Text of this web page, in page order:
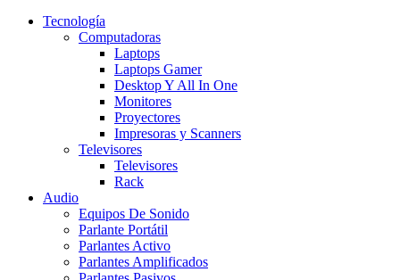
Tecnología
Computadoras
Laptops
Laptops Gamer
Desktop Y All In One
Monitores
Proyectores
Impresoras y Scanners
Televisores
Televisores
Rack
Audio
Equipos De Sonido
Parlante Portátil
Parlantes Activo
Parlantes Amplificados